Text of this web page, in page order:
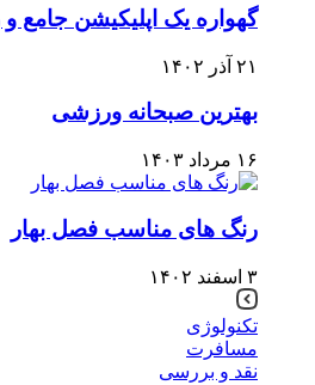
گهواره یک اپلیکیشن جامع و
۲۱ آذر ۱۴۰۲
بهترین صبحانه ورزشی
۱۶ مرداد ۱۴۰۳
رنگ های مناسب فصل بهار
۳ اسفند ۱۴۰۲
تکنولوژی
مسافرت
نقد و بررسی